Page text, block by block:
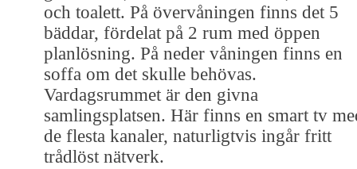
och toalett. På övervåningen finns det 5
bäddar, fördelat på 2 rum med öppen
planlösning. På neder våningen finns en
soffa om det skulle behövas.
Vardagsrummet är den givna
samlingsplatsen. Här finns en smart tv
de flesta kanaler, naturligtvis ingår fritt
trådlöst nätverk.